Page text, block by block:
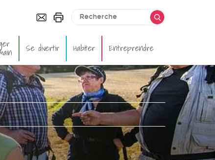
Se divertir Habiter Entreprendre